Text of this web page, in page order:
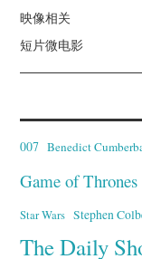
映像相关
短片微电影
007 Benedict
Game of Thrones
Star Wars Stephen
The Daily